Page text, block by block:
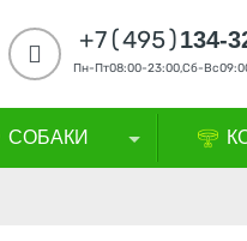
+7(495)134-
Пн-Пт08:00-23:00,Сб-
СОБАКИ